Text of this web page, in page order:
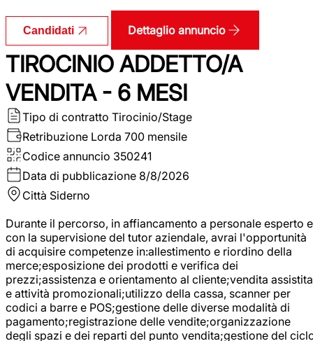
Candidati Dettaglio annuncio
TIROCINIO ADDETTO/A
VENDITA - 6 MESI
Tipo di contratto Tirocinio/Stage
Retribuzione Lorda 700 mensile
Codice annuncio 350241
Data di pubblicazione 8/8/2026
Città Siderno
Durante il percorso, in affiancamento a personale esperto e
con la supervisione del tutor aziendale, avrai l'opportunità
di acquisire competenze in:allestimento e riordino della
merce;esposizione dei prodotti e verifica dei
prezzi;assistenza e orientamento al cliente;vendita assistita
e attività promozionali;utilizzo della cassa, scanner per
codici a barre e POS;gestione delle diverse modalità di
pagamento;registrazione delle vendite;organizzazione
degli spazi e dei reparti del punto vendita;gestione del